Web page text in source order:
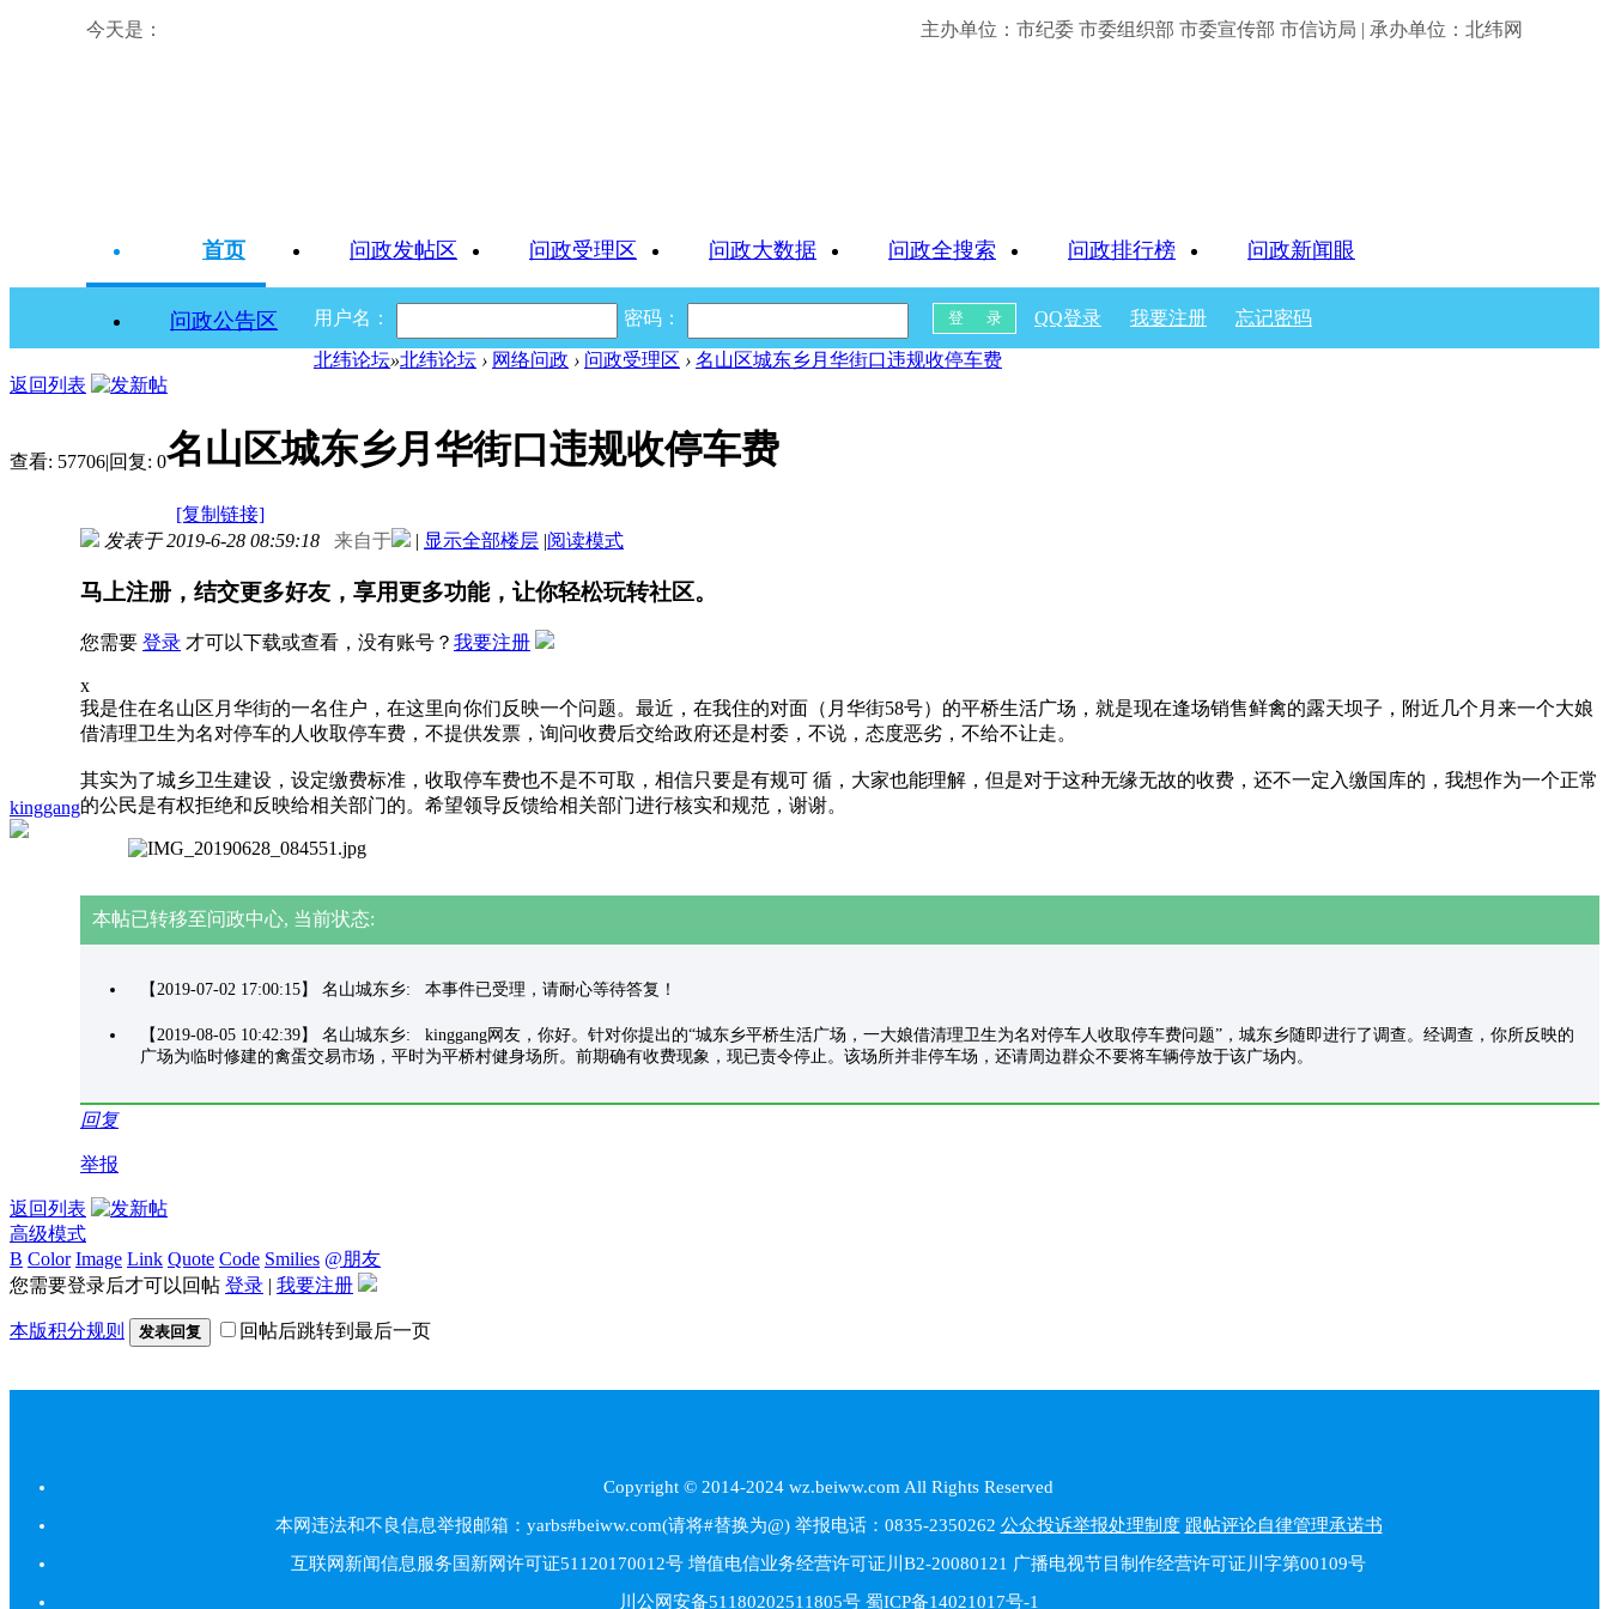
今天是： 主办单位：市纪委 市委组织部 市委宣传部 市信访局 | 承办单位：北纬网
首页 问政发帖区 问政受理区 问政大数据 问政全搜索 问政排行榜 问政新闻眼
问政公告区 用户名： 密码： QQ登录 我要注册 忘记密码
北纬论坛»北纬论坛 › 网络问政 › 问政受理区 › 名山区城东乡月华街口违规收停车费
返回列表
查看: 57706|回复: 0名山区城东乡月华街口违规收停车费
[复制链接]
kinggang
发表于 2019-6-28 08:59:18 来自于 | 显示全部楼层 |阅读模式
马上注册，结交更多好友，享用更多功能，让你轻松玩转社区。
您需要 登录 才可以下载或查看，没有账号？ 我要注册
x
我是住在名山区月华街的一名住户，在这里向你们反映一个问题。最近，在我住的对面（月华街58号）的平桥生活广场，就是现在逢场销售鲜禽的露天坝子，附近几个月来一个大娘
借清理卫生为名对停车的人收取停车费，不提供发票，询问收费后交给政府还是村委，不说，态度恶劣，不给不让走。
其实为了城乡卫生建设，设定缴费标准，收取停车费也不是不可取，相信只要是有规可 循，大家也能理解，但是对于这种无缘无故的收费，还不一定入缴国库的，我想作为一个正常
的公民是有权拒绝和反映给相关部门的。希望领导反馈给相关部门进行核实和规范，谢谢。
本帖已转移至问政中心, 当前状态:
【2019-07-02 17:00:15】 名山城东乡: 本事件已受理，请耐心等待答复！
【2019-08-05 10:42:39】 名山城东乡: kinggang网友，你好。针对你提出的“城东乡平桥生活广场，一大娘借清理卫生为名对停车人收取停车费问题”，城东乡随即进行了调查。经调查，你所反映的
广场为临时修建的禽蛋交易市场，平时为平桥村健身场所。前期确有收费现象，现已责令停止。该场所并非停车场，还请周边群众不要将车辆停放于该广场内。
回复
举报
返回列表
高级模式
B Color Image Link Quote Code Smilies @朋友
您需要登录后才可以回帖 登录 | 我要注册
本版积分规则 发表回复 回帖后跳转到最后一页
Copyright © 2014-2024 wz.beiww.com All Rights Reserved
本网违法和不良信息举报邮箱：yarbs#beiww.com(请将#替换为@) 举报电话：0835-2350262 公众投诉举报处理制度 跟帖评论自律管理承诺书
互联网新闻信息服务国新网许可证51120170012号 增值电信业务经营许可证川B2-20080121 广播电视节目制作经营许可证川字第00109号
川公网安备51180202511805号 蜀ICP备14021017号-1